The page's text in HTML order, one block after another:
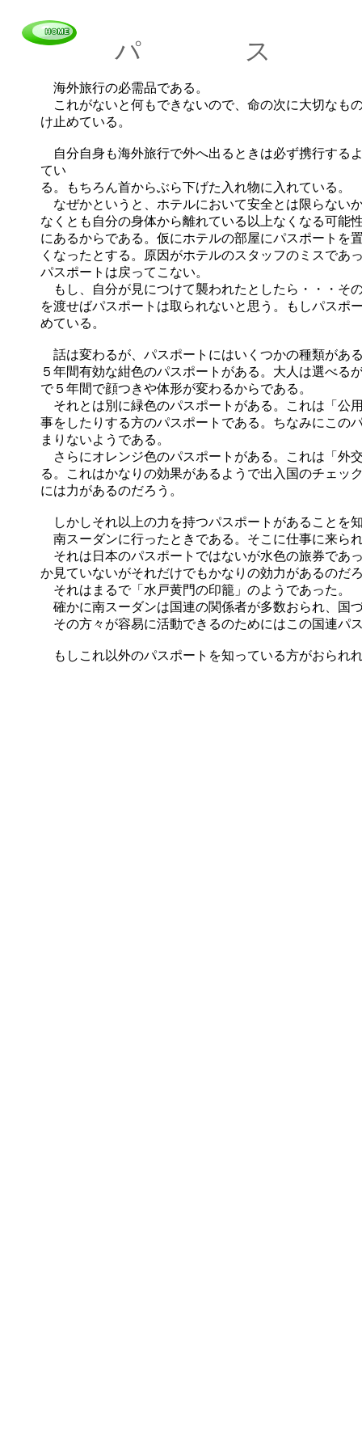
海外旅行の必需品である。
これがないと何もできないので、命の次に大切なも
け止めている。
自分自身も海外旅行で外へ出るときは必ず携行する
てい
る。もちろん首からぶら下げた入れ物に入れている。
なぜかというと、ホテルにおいて安全とは限らない
なくとも自分の身体から離れている以上なくなる可能
にあるからである。仮にホテルの部屋にパスポートを
くなったとする。原因がホテルのスタッフのミスであ
パスポートは戻ってこない。
もし、自分が見につけて襲われたとしたら・・・そ
を渡せばパスポートは取られないと思う。もしパスポ
めている。
話は変わるが、パスポートにはいくつかの種類があ
５年間有効な紺色のパスポートがある。大人は選べ
で５年間で顔つきや体形が変わるからである。
それとは別に緑色のパスポートがある。これは「公
事をしたりする方のパスポートである。ちなみにこの
まりないようである。
さらにオレンジ色のパスポートがある。これは「外
る。これはかなりの効果があるようで出入国のチェッ
には力があるのだろう。
しかしそれ以上の力を持つパスポートがあることを
南スーダンに行ったときである。そこに仕事に来ら
それは日本のパスポートではないが水色の旅券であ
か見ていないがそれだけでもかなりの効力があるのだ
それはまるで「水戸黄門の印籠」のようであった。
確かに南スーダンは国連の関係者が多数おられ、国
その方々が容易に活動できるのためにはこの国連パ
もしこれ以外のパスポートを知っている方がおられ
パ